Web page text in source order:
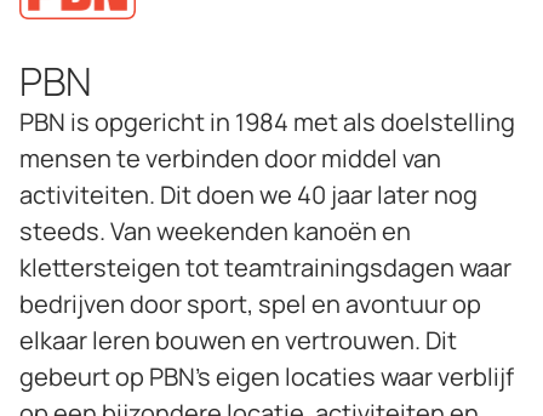
PBN
PBN is opgericht in 1984 met als doelstelling
mensen te verbinden door middel van
activiteiten. Dit doen we 40 jaar later nog
steeds. Van weekenden kanoën en
klettersteigen tot teamtrainingsdagen waar
bedrijven door sport, spel en avontuur op
elkaar leren bouwen en vertrouwen. Dit
gebeurt op PBN’s eigen locaties waar verblijf